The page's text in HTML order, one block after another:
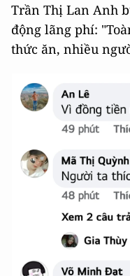
Trần Thị Lan Anh
động lãng phí:
thức ăn, nhiều